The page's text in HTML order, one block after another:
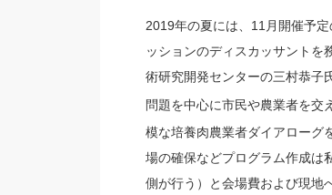
2019年の夏には、11月開催予
ッションのディスカッサントを
術研究開発センターの三村恭子
問題を中心に市民や農業者を交
模な培養肉農業者ダイアローグ
場の確保などプログラム作成は
側が行う）と会場費および現地